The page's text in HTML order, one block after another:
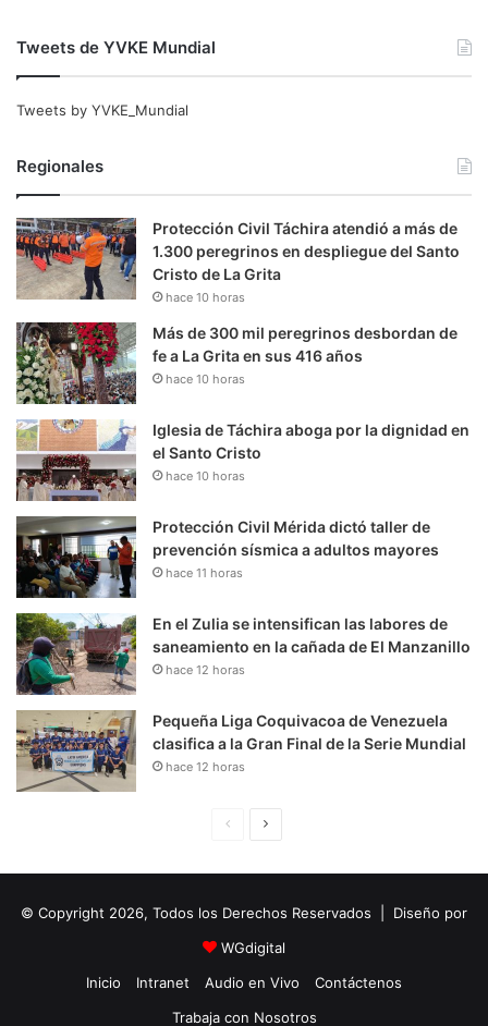
Tweets de YVKE Mundial
Tweets by YVKE_Mundial
Regionales
Protección Civil Táchira atendió a más de
1.300 peregrinos en despliegue del Santo
Cristo de La Grita
hace 10 horas
Más de 300 mil peregrinos desbordan de
fe a La Grita en sus 416 años
hace 10 horas
Iglesia de Táchira aboga por la dignidad en
el Santo Cristo
hace 10 horas
Protección Civil Mérida dictó taller de
prevención sísmica a adultos mayores
hace 11 horas
En el Zulia se intensifican las labores de
saneamiento en la cañada de El Manzanillo
hace 12 horas
Pequeña Liga Coquivacoa de Venezuela
clasifica a la Gran Final de la Serie Mundial
hace 12 horas
i
n
a
u
i
e
© Copyright 2026, Todos los Derechos Reservados | Diseño por
WGdigital
Inicio
Intranet Audio en Vivo
Contáctenos
Trabaja con Nosotros